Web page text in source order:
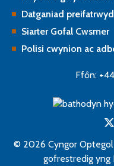
Datganiad
Siarter Gofal Cwsmer
Polisi cwynion ac
Ffôn:
© 2026 Cyngor
gofrestredig yng